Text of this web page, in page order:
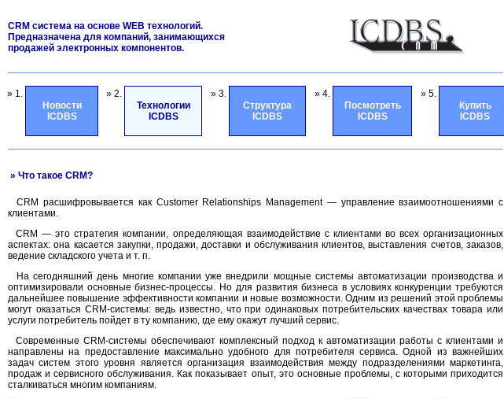
CRM система на основе WEB технологий.
Предназначена для компаний, занимающихся
продажей электронных компонентов.
» 1.
Новости
ICDBS
» 2.
Технологии
ICDBS
» 3.
Структура
ICDBS
» 4.
Посмотреть
ICDBS
» 5.
Купить
ICDBS
» Что такое CRM?
СRM расшифровывается как Customer Relationships Management — управление взаимоотношениями с
клиентами.
CRM — это стратегия компании, определяющая взаимодействие с клиентами во всех организационных
аспектах: она касается закупки, продажи, доставки и обслуживания клиентов, выставления счетов, заказов,
ведение складского учета и т. п.
На сегодняшний день многие компании уже внедрили мощные системы автоматизации производства и
оптимизировали основные бизнес-процессы. Но для развития бизнеса в условиях конкуренции требуются
дальнейшее повышение эффективности компании и новые возможности. Одним из решений этой проблемы
могут оказаться CRM-системы: ведь известно, что при одинаковых потребительских качествах товара или
услуги потребитель пойдет в ту компанию, где ему окажут лучший сервис.
Современные CRM-системы обеспечивают комплексный подход к автоматизации работы с клиентами и
направлены на предоставление максимально удобного для потребителя сервиса. Одной из важнейших
задач систем этого уровня является организация взаимодействия между подразделениями маркетинга,
продаж и сервисного обслуживания. Как показывает опыт, это основные проблемы, с которыми приходится
сталкиваться многим компаниям.